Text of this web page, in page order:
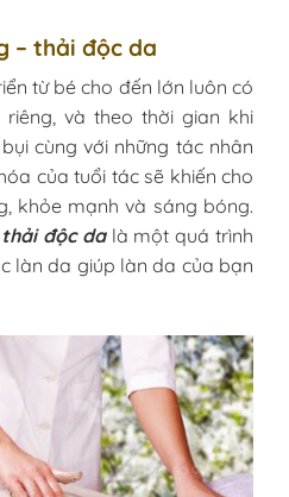
– thải độc da
từ bé cho đến lớn luôn có
và theo thời gian khi
cùng với những tác nhân
của tuổi tác sẽ khiến cho
khỏe mạnh và sáng bóng.
độc da là một quá trình
làn da giúp làn da của bạn